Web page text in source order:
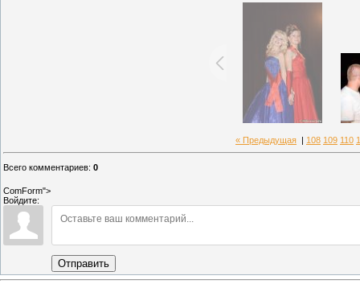
« Предыдущая 108 109 110
Всего комментариев: 0
ComForm">
Войдите:
Отправить